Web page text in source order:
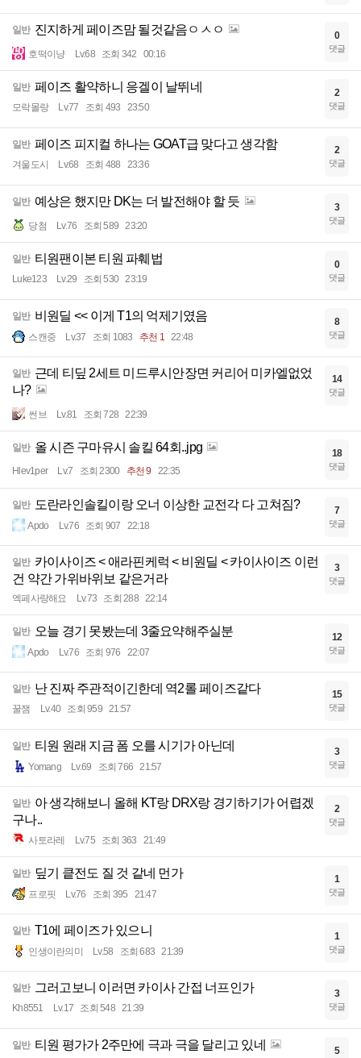
일반 진지하게 페이즈맘 될것같음ㅇㅅㅇ
호떡이냥 Lv.68 조회 342 00:16
0
댓글
일반 페이즈 활약하니 응겔이 날뛰네
모락몰랑 Lv.77 조회 493 23:50
2
댓글
일반 페이즈 피지컬 하나는 GOAT급 맞다고 생각함
겨울도시 Lv.68 조회 488 23:36
2
댓글
일반 예상은 했지만 DK는 더 발전해야 할 듯
당첨 Lv.76 조회 589 23:20
3
댓글
일반 티원팬이본 티원 파훼법
Luke123 Lv.29 조회 530 23:19
0
댓글
일반 비원딜 << 이게 T1의 억제기였음
스캔중 Lv.37 조회 1083 추천 1 22:48
8
댓글
일반 근데 티딮 2세트 미드루시안장면 커리어 미카엘없었
나?
썬브 Lv.81 조회 728 22:39
14
댓글
일반 올 시즌 구마유시 솔킬 64회..jpg
Hlev1per Lv.7 조회 2300 추천 9 22:35
18
댓글
일반 도란라인솔킬이랑 오너 이상한 교전각 다 고쳐짐?
Apdo Lv.76 조회 907 22:18
7
댓글
일반 카이사이즈 < 애라핀케럭 < 비원딜 < 카이사이즈 이런
건 약간 가위바위보 같은거라
엑페사랑해요 Lv.73 조회 288 22:14
3
댓글
일반 오늘 경기 못봤는데 3줄요약해주실분
Apdo Lv.76 조회 976 22:07
12
댓글
일반 난 진짜 주관적이긴한데 역2롤 페이즈같다
꿀잼 Lv.40 조회 959 21:57
15
댓글
일반 티원 원래 지금 폼 오를 시기가 아닌데
Yomang Lv.69 조회 766 21:57
3
댓글
일반 아 생각해보니 올해 KT랑 DRX랑 경기하기가 어렵겠
구나..
사토라레 Lv.75 조회 363 21:49
2
댓글
일반 딮기 킅전도 질 것 같네 먼가
프로핏 Lv.76 조회 395 21:47
1
댓글
일반 T1에 페이즈가 있으니
인생이란의미 Lv.58 조회 683 21:39
1
댓글
일반 그러고보니 이러면 카이사 간접 너프인가
Kh8551 Lv.17 조회 548 21:39
3
댓글
일반 티원 평가가 2주만에 극과 극을 달리고 있네 5